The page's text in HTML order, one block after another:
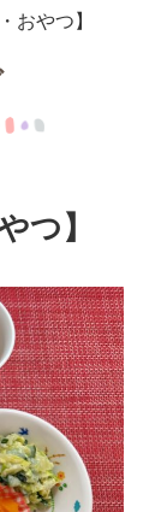
おやつ】
つ】